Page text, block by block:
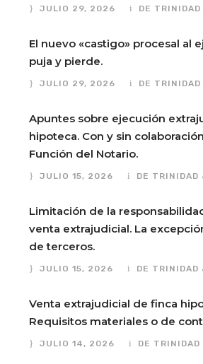
JULIO 29, 2026 DE
El nuevo «castigo» procesal al
puja y pierde.
JULIO 29, 2026 DE
Apuntes sobre ejecución
hipoteca. Con y sin
Función del Notario.
JULIO 15, 2026 DE TRINIDAD
Limitación de la
venta extrajudicial. La
de terceros.
JULIO 15, 2026 DE TRINIDAD
Venta extrajudicial de finca
Requisitos materiales o de
JULIO 14, 2026 DE TRINIDAD